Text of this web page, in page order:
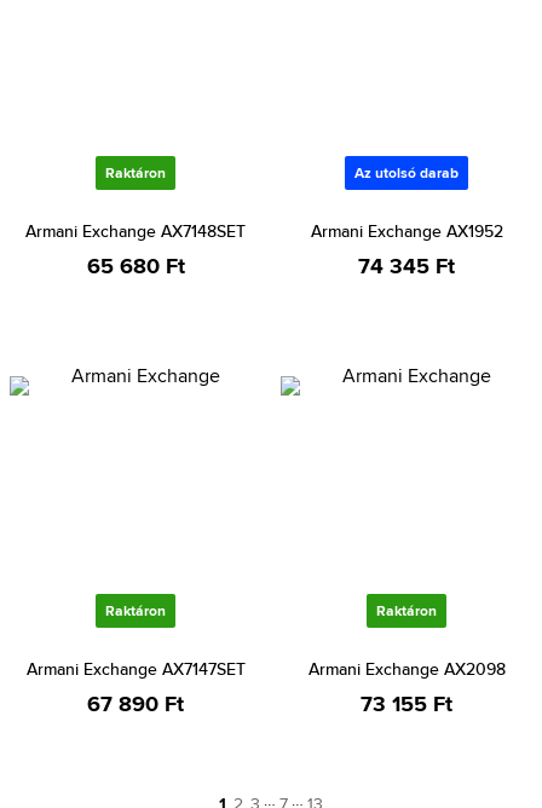
Raktáron
Armani Exchange AX7148SET
65 680 Ft
Az utolsó darab
Armani Exchange AX1952
74 345 Ft
Raktáron
Armani Exchange AX7147SET
67 890 Ft
Raktáron
Armani Exchange AX2098
73 155 Ft
1 2 3 … 7 … 13